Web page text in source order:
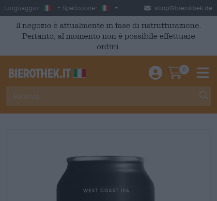
Skip to main content
Linguaggio: Italian
Spedizione: Italia shop@bierothek.de
Il negozio è attualmente in fase di ristrutturazione.
Pertanto, al momento non è possibile effettuare
ordini.
Einloggen /
0